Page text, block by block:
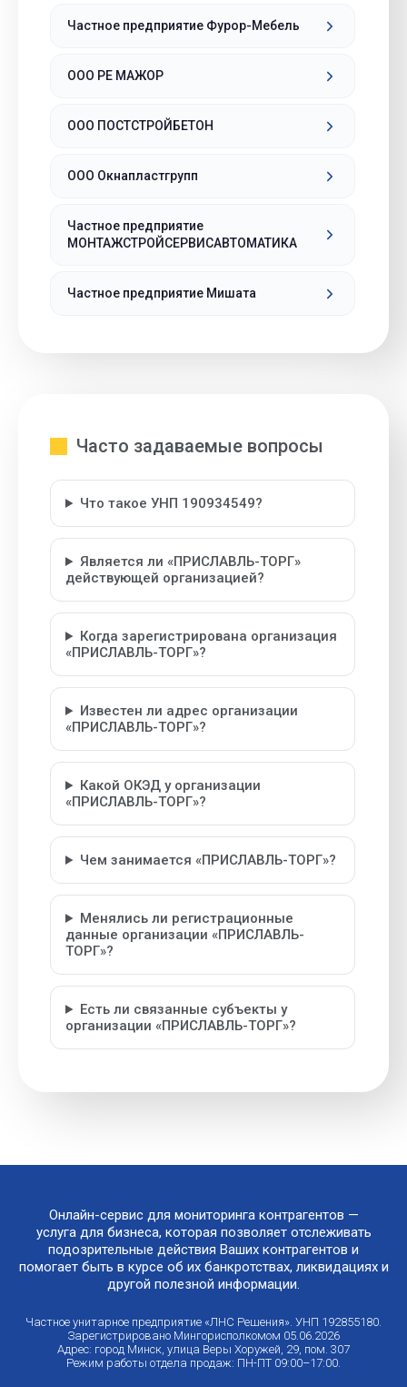
Частное предприятие Фурор-Мебель
ООО РЕ МАЖОР
ООО ПОСТСТРОЙБЕТОН
ООО Окнапластгрупп
Частное предприятие
МОНТАЖСТРОЙСЕРВИСАВТОМАТИКА
Частное предприятие Мишата
Часто задаваемые вопросы
Что такое УНП 190934549?
Является ли «ПРИСЛАВЛЬ-ТОРГ»
действующей организацией?
Когда зарегистрирована организация
«ПРИСЛАВЛЬ-ТОРГ»?
Известен ли адрес организации
«ПРИСЛАВЛЬ-ТОРГ»?
Какой ОКЭД у организации
«ПРИСЛАВЛЬ-ТОРГ»?
Чем занимается «ПРИСЛАВЛЬ-ТОРГ»?
Менялись ли регистрационные
данные организации «ПРИСЛАВЛЬ-
ТОРГ»?
Есть ли связанные субъекты у
организации «ПРИСЛАВЛЬ-ТОРГ»?
Онлайн-сервис для мониторинга контрагентов —
услуга для бизнеса, которая позволяет отслеживать
подозрительные действия Ваших контрагентов и
помогает быть в курсе об их банкротствах, ликвидациях и
другой полезной информации.
Частное унитарное предприятие «ЛНС Решения». УНП 192855180.
Зарегистрировано Мингорисполкомом 05.06.2026
Адрес: город Минск, улица Веры Хоружей, 29, пом. 307
Режим работы отдела продаж: ПН-ПТ 09:00–17:00.